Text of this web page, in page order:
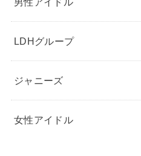
LDHグループ
ジャニーズ
女性アイドル